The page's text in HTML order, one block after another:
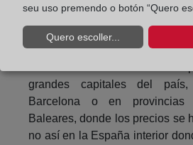
A este respecto, afirma que
burbuja inmobiliaria, sino
asimétrico del mercado en
grandes capitales del
Barcelona o en
Baleares, donde los precios se
no así en la España interior
seu uso premendo o botón “Quero
Quero escoller...